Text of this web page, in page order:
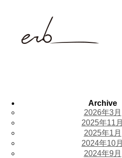
Archive
2026年3月
2025年11月
2025年1月
2024年10月
2024年9月